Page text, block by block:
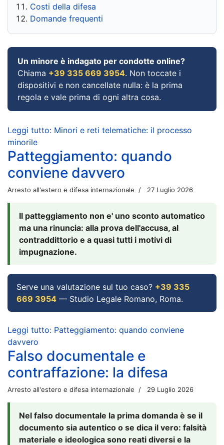
Costi della difesa
Domande frequenti
Un minore è indagato per condotte online?
Chiama +39 335 669 3954. Non toccate i
dispositivi e non cancellate nulla: è la prima
regola e vale prima di ogni altra cosa.
Leggi tutto: Minori e reti telematiche: il processo
minorile
Patteggiamento: quando
conviene davvero
Arresto all'estero e difesa internazionale 27 Luglio 2026
Il patteggiamento non e' uno sconto automatico
ma una rinuncia: alla prova dell'accusa, al
contraddittorio e a quasi tutti i motivi di
impugnazione.
Serve una valutazione sul tuo caso? +39 335
669 3954 — Studio Legale Romano, Roma.
Leggi tutto: Patteggiamento: quando conviene
davvero
Falso documentale e
contraffazione: la difesa
Arresto all'estero e difesa internazionale 29 Luglio 2026
Nel falso documentale la prima domanda è se il
documento sia autentico o se dica il vero: falsità
materiale e ideologica sono reati diversi e la